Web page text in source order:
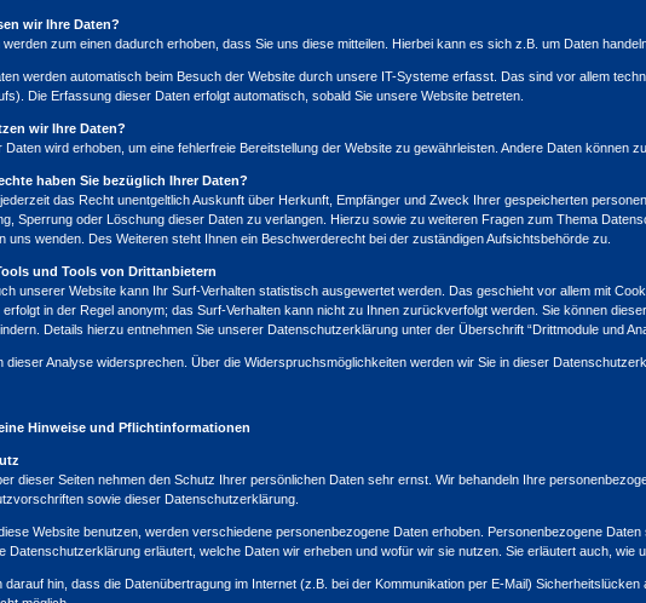
wir Ihre Daten?
werden zum einen dadurch erhoben, dass Sie uns diese mitteilen. Hierbei kann es sich z.B. um Daten
werden automatisch beim Besuch der Website durch unsere IT-Systeme erfasst. Das sind vor allem
Die Erfassung dieser Daten erfolgt automatisch, sobald Sie unsere Website betreten.
wir Ihre Daten?
Daten wird erhoben, um eine fehlerfreie Bereitstellung der Website zu gewährleisten. Andere Daten können
haben Sie bezüglich Ihrer Daten?
das Recht unentgeltlich Auskunft über Herkunft, Empfänger und Zweck Ihrer gespeicherten
Sperrung oder Löschung dieser Daten zu verlangen. Hierzu sowie zu weiteren Fragen zum Thema
uns wenden. Des Weiteren steht Ihnen ein Beschwerderecht bei der zuständigen Aufsichtsbehörde zu.
und Tools von Drittanbietern
unserer Website kann Ihr Surf-Verhalten statistisch ausgewertet werden. Das geschieht vor allem mit
erfolgt in der Regel anonym; das Surf-Verhalten kann nicht zu Ihnen zurückverfolgt werden. Sie können
Details hierzu entnehmen Sie unserer Datenschutzerklärung unter der Überschrift “Drittmodule und
dieser Analyse widersprechen. Über die Widerspruchsmöglichkeiten werden wir Sie in dieser
Hinweise und Pflichtinformationen
dieser Seiten nehmen den Schutz Ihrer persönlichen Daten sehr ernst. Wir behandeln Ihre
sowie dieser Datenschutzerklärung.
Website benutzen, werden verschiedene personenbezogene Daten erhoben. Personenbezogene
Datenschutzerklärung erläutert, welche Daten wir erheben und wofür wir sie nutzen. Sie erläutert auch, wie
darauf hin, dass die Datenübertragung im Internet (z.B. bei der Kommunikation per E-Mail)